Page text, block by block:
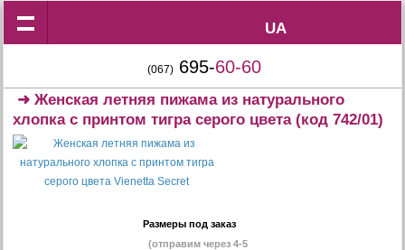
UA
UA
(067) 695-60-60
➜Женская летняя пижама из натурального
хлопка с принтом тигра серого цвета(код 742/01)
Размеры под заказ
(отправим через 4-5